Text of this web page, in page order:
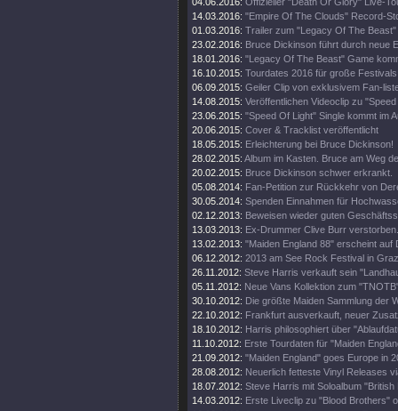
14.03.2016: "Empire Of The Clouds" Record-
01.03.2016: Trailer zum "Legacy Of The Beast"
23.02.2016: Bruce Dickinson führt durch neue
18.01.2016: "Legacy Of The Beast" Game
16.10.2015: Tourdates 2016 für große
06.09.2015: Geiler Clip von exklusivem Fan-
14.08.2015: Veröffentlichen Videoclip zu
23.06.2015: "Speed Of Light" Single kommt im
20.06.2015: Cover & Tracklist veröffentlicht
18.05.2015: Erleichterung bei Bruce Dickinson!
28.02.2015: Album im Kasten. Bruce am Weg
20.02.2015: Bruce Dickinson schwer erkrankt.
05.08.2014: Fan-Petition zur Rückkehr von
30.05.2014: Spenden Einnahmen für
02.12.2013: Beweisen wieder guten
13.03.2013: Ex-Drummer Clive Burr verstorben.
13.02.2013: "Maiden England 88" erscheint auf
06.12.2012: 2013 am See Rock Festival in Graz
26.11.2012: Steve Harris verkauft sein
05.11.2012: Neue Vans Kollektion zum
30.10.2012: Die größte Maiden Sammlung der
22.10.2012: Frankfurt ausverkauft, neuer
18.10.2012: Harris philosophiert über
11.10.2012: Erste Tourdaten für "Maiden
21.09.2012: "Maiden England" goes Europe in
28.08.2012: Neuerlich fetteste Vinyl Releases
18.07.2012: Steve Harris mit Soloalbum "British
14.03.2012: Erste Liveclip zu "Blood Brothers"